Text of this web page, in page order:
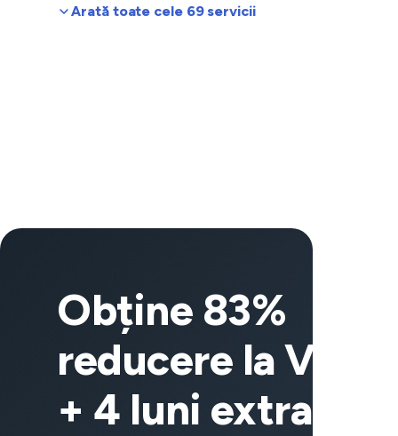
Arată toate cele 69 servicii
Obține 83%
reducere la
+ 4 luni extra